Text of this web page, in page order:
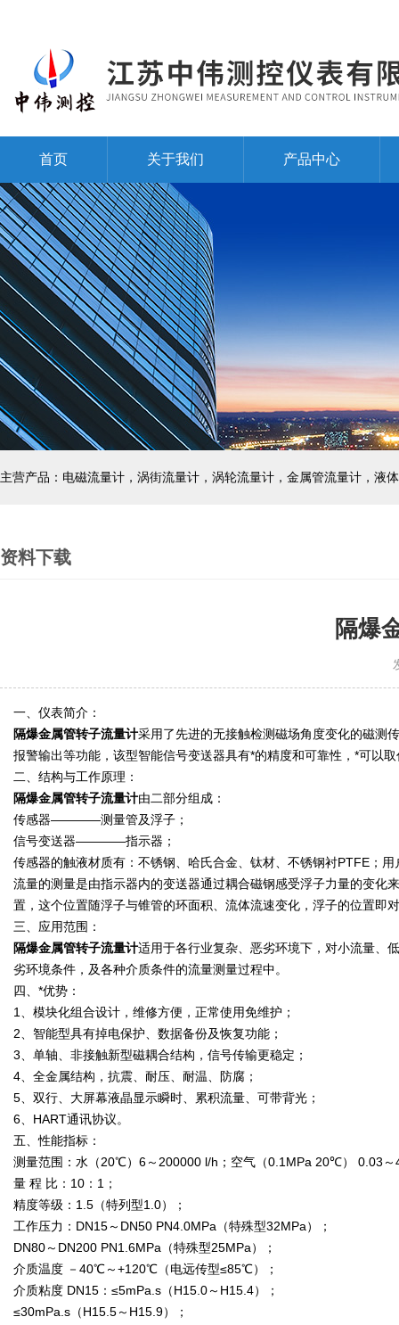
首页 关于我们 产品中心
主营产品：电磁流量计，涡街流量计，涡轮流量计，金属管流量计，液
资料下载
隔爆
一、仪表简介：
隔爆金属管转子流量计采用了先进的无接触检测磁场角度变化的磁测
报警输出等功能，该型智能信号变送器具有*的精度和可靠性，*可以
二、结构与工作原理：
隔爆金属管转子流量计由二部分组成：
传感器————测量管及浮子；
信号变送器————指示器；
传感器的触液材质有：不锈钢、哈氏合金、钛材、不锈钢衬PTFE；
流量的测量是由指示器内的变送器通过耦合磁钢感受浮子力量的变化
置，这个位置随浮子与锥管的环面积、流体流速变化，浮子的位置即
三、应用范围：
隔爆金属管转子流量计适用于各行业复杂、恶劣环境下，对小流量、
劣环境条件，及各种介质条件的流量测量过程中。
四、*优势：
1、模块化组合设计，维修方便，正常使用免维护；
2、智能型具有掉电保护、数据备份及恢复功能；
3、单轴、非接触新型磁耦合结构，信号传输更稳定；
4、全金属结构，抗震、耐压、耐温、防腐；
5、双行、大屏幕液晶显示瞬时、累积流量、可带背光；
6、HART通讯协议。
五、性能指标：
测量范围：水（20℃）6～200000 l/h；空气（0.1MPa 20℃） 0.03
量 程 比：10：1；
精度等级：1.5（特列型1.0）；
工作压力：DN15～DN50 PN4.0MPa（特殊型32MPa）；
DN80～DN200 PN1.6MPa（特殊型25MPa）；
介质温度 －40℃～+120℃（电远传型≤85℃）；
介质粘度 DN15：≤5mPa.s（H15.0～H15.4）；
≤30mPa.s（H15.5～H15.9）；